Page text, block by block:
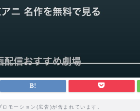
ロモーション(広告)が含まれています。